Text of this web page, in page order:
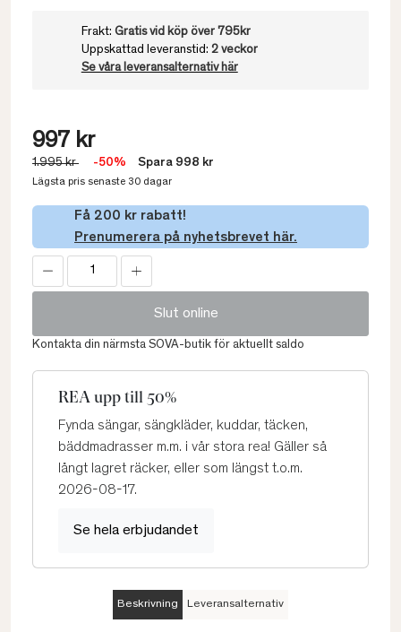
Frakt: Gratis vid köp över 795kr
Uppskattad leveranstid: 2 veckor
Se våra leveransalternativ här
997 kr
1.995 kr -50% Spara 998 kr
Lägsta pris senaste 30 dagar
Få 200 kr rabatt!
Prenumerera på nyhetsbrevet här.
Slut online
Kontakta din närmsta SOVA-butik för aktuellt saldo
REA upp till 50%
Fynda sängar, sängkläder, kuddar, täcken,
bäddmadrasser m.m. i vår stora rea! Gäller så
långt lagret räcker, eller som längst t.o.m.
2026-08-17.
Se hela erbjudandet
Beskrivning Leveransalternativ